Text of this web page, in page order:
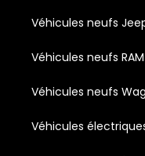
Véhicules neufs
Véhicules neufs RAM
Véhicules neufs
Véhicules